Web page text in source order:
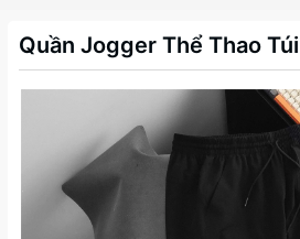
Quần Jogger Thể Thao